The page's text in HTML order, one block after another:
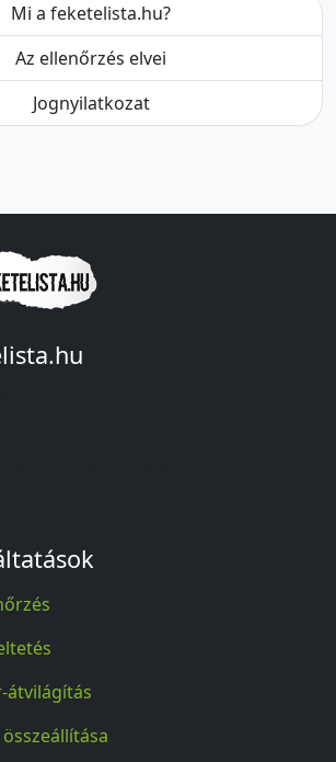
Mi a feketelista.hu?
Az ellenőrzés elvei
Jognyilatkozat
átvilágítás